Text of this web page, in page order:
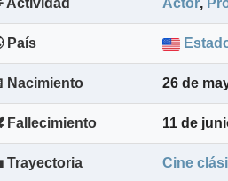
Actividad Actor,
País
Nacimiento 26 de
Fallecimiento 11 de
Trayectoria Cine